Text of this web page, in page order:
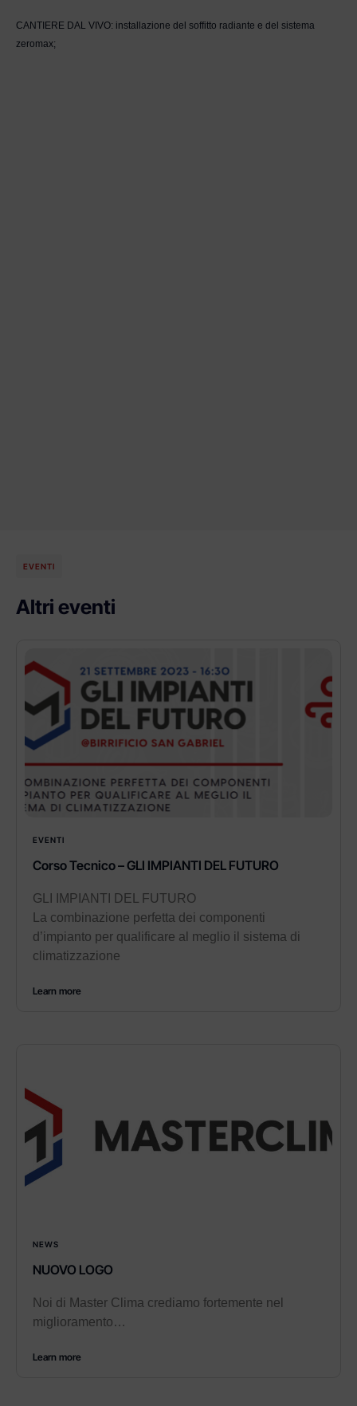
CANTIERE DAL VIVO: installazione del soffitto radiante e del sistema
zeromax;
EVENTI
Altri eventi
EVENTI
Corso Tecnico – GLI IMPIANTI DEL FUTURO
GLI IMPIANTI DEL FUTURO
La combinazione perfetta dei componenti
d’impianto per qualificare al meglio il sistema di
climatizzazione
Learn more
NEWS
NUOVO LOGO
Noi di Master Clima crediamo fortemente nel
miglioramento…
Learn more